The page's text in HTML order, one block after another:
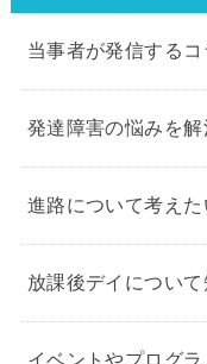
当事者が発信する
発達障害の悩みを
進路について考え
放課後デイについ